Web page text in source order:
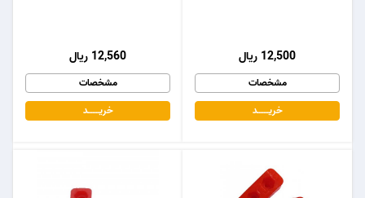
12,560 ریال
مشخصات
خریـــــــد
12,500 ریال
مشخصات
خریـــــــد